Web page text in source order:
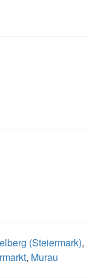
(Steiermark),
, Murau